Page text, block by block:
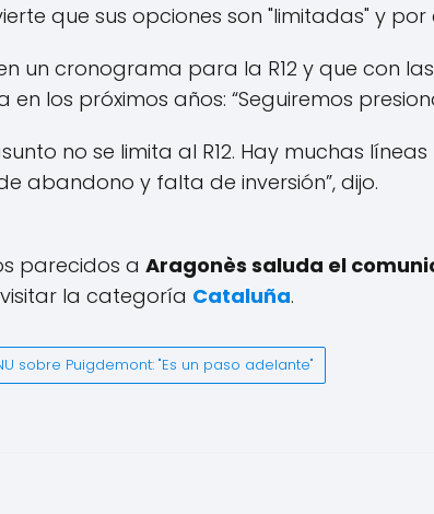
que sus opciones son "limitadas" y
un cronograma para la R12 y que con
los próximos años: “Seguiremos
no se limita al R12. Hay muchas
abandono y falta de inversión”, dijo.
parecidos a Aragonès saluda el
la categoría Cataluña.
sobre Puigdemont: "Es un paso adelante"